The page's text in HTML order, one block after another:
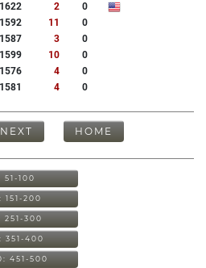
1622 2
0
1592 11
0
1587 3
0
1599 10
0
1576 4
0
1581 4 0
NEXT HOME
51-100
151-200
251-300
351-400
451-500